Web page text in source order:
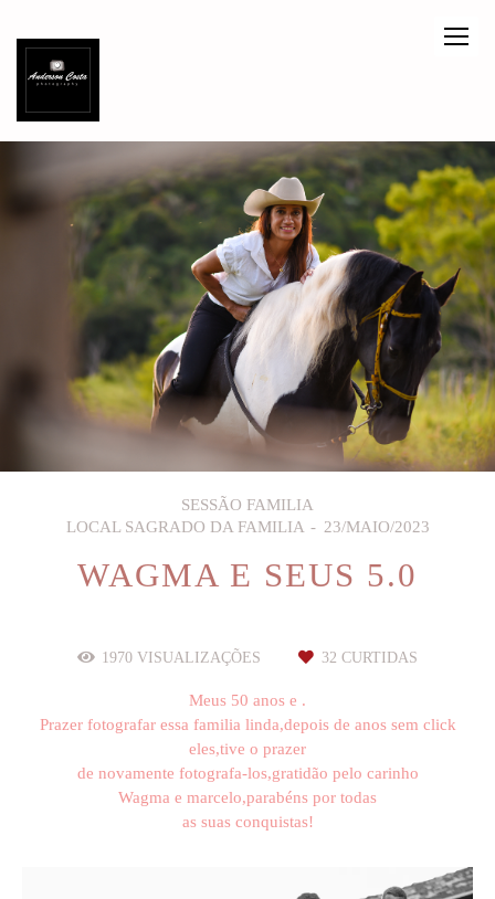
SESSÃO FAMILIA
LOCAL SAGRADO DA FAMILIA
23/MAIO/2023
WAGMA E SEUS 5.0
1970 VISUALIZAÇÕES 32 CURTIDAS
Meus 50 anos e .
Prazer fotografar essa familia linda,depois de anos sem click
eles,tive o prazer
de novamente fotografa-los,gratidão pelo carinho
Wagma e marcelo,parabéns por todas
as suas conquistas!